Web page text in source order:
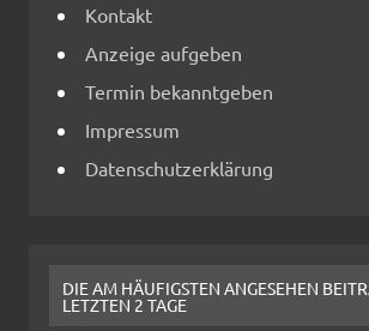
Kontakt
Anzeige aufgeben
Termin bekanntgeben
Impressum
Datenschutzerklärung
DIE AM HÄUFIGSTEN ANGESEHEN
LETZTEN 2 TAGE